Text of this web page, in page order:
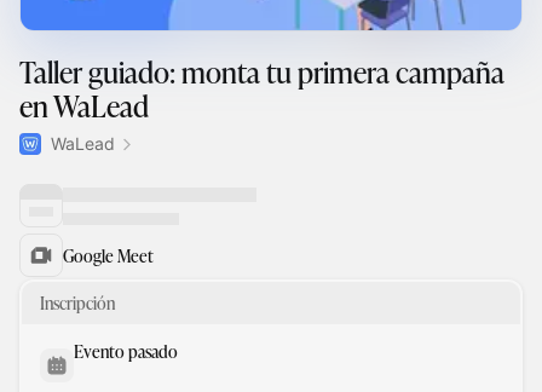
Taller guiado: monta tu primera campaña
en WaLead
WaLead
Google Meet
Inscripción
Evento pasado